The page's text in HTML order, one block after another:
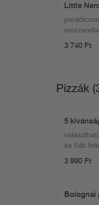
Little
3 740 Ft
Pizzák
5
és 5db
3 990 Ft
Bolognai